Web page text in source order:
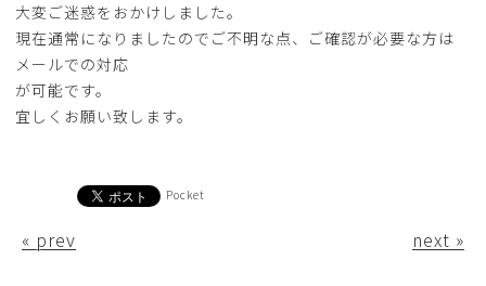
大変ご迷惑をおかけしました。
現在通常になりましたのでご不明な点、ご確認が必要な方は
メールでの対応
が可能です。
宜しくお願い致します。
Pocket
« prev next »